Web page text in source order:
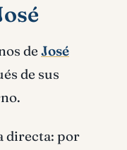
de José
de sus
directa: por